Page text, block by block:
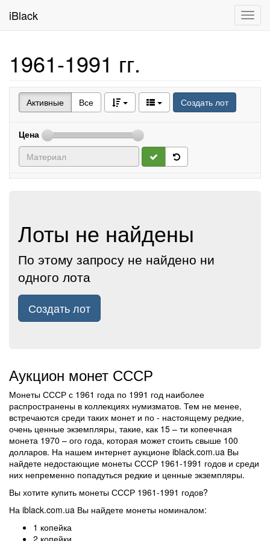
iBlack
1961-1991 гг.
Активные Все Создать лот
Цена
Лоты не найдены
По этому запросу не найдено ни
одного лота
Создать лот
Аукцион монет СССР
Монеты СССР с 1961 года по 1991 год наиболее
распространены в коллекциях нумизматов. Тем не менее,
встречаются среди таких монет и по - настоящему редкие,
очень ценные экземпляры, такие, как 15 – ти копеечная
монета 1970 – ого года, которая может стоить свыше 100
долларов. На нашем интернет аукционе iblack.com.ua Вы
найдете недостающие монеты СССР 1961-1991 годов и среди
них непременно попадуться редкие и ценные экземпляры.
Вы хотите купить монеты СССР 1961-1991 годов?
На iblack.com.ua Вы найдете монеты номиналом:
1 копейка
2 копейки